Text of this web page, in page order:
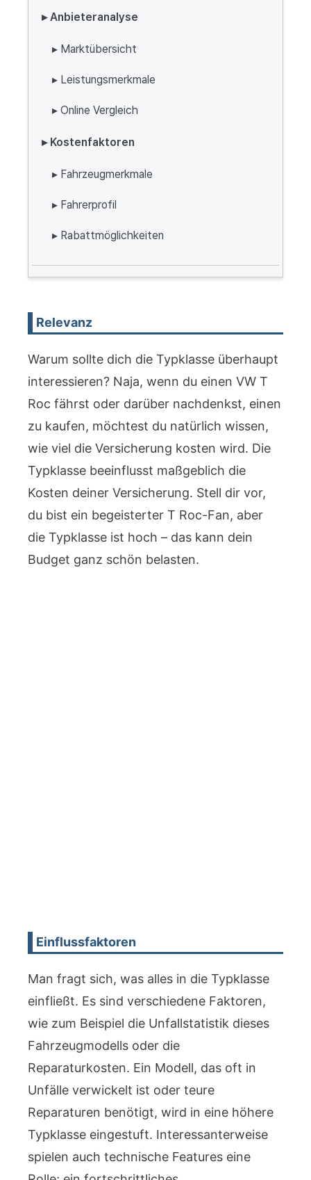
▸ Anbieteranalyse
▸ Marktübersicht
▸ Leistungsmerkmale
▸ Online Vergleich
▸ Kostenfaktoren
▸ Fahrzeugmerkmale
▸ Fahrerprofil
▸ Rabattmöglichkeiten
Relevanz
Warum sollte dich die Typklasse überhaupt
interessieren? Naja, wenn du einen VW T
Roc fährst oder darüber nachdenkst, einen
zu kaufen, möchtest du natürlich wissen,
wie viel die Versicherung kosten wird. Die
Typklasse beeinflusst maßgeblich die
Kosten deiner Versicherung. Stell dir vor,
du bist ein begeisterter T Roc-Fan, aber
die Typklasse ist hoch – das kann dein
Budget ganz schön belasten.
Einflussfaktoren
Man fragt sich, was alles in die Typklasse
einfließt. Es sind verschiedene Faktoren,
wie zum Beispiel die Unfallstatistik dieses
Fahrzeugmodells oder die
Reparaturkosten. Ein Modell, das oft in
Unfälle verwickelt ist oder teure
Reparaturen benötigt, wird in eine höhere
Typklasse eingestuft. Interessanterweise
spielen auch technische Features eine